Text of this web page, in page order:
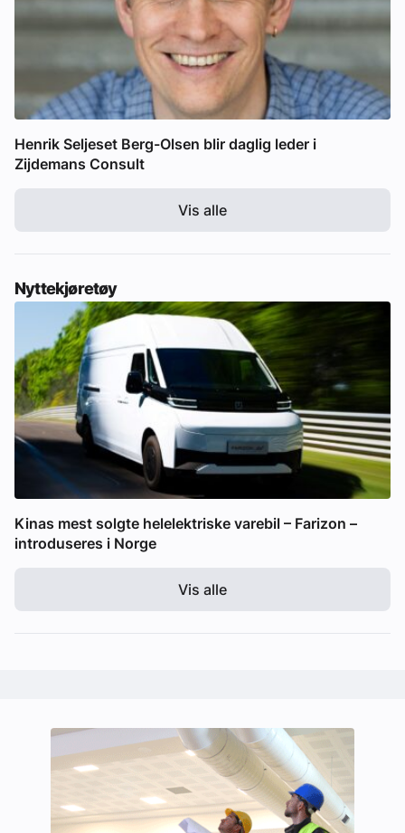
Henrik Seljeset Berg-Olsen blir daglig leder i
Zijdemans Consult
Vis alle
Nyttekjøretøy
Kinas mest solgte helelektriske varebil – Farizon –
introduseres i Norge
Vis alle